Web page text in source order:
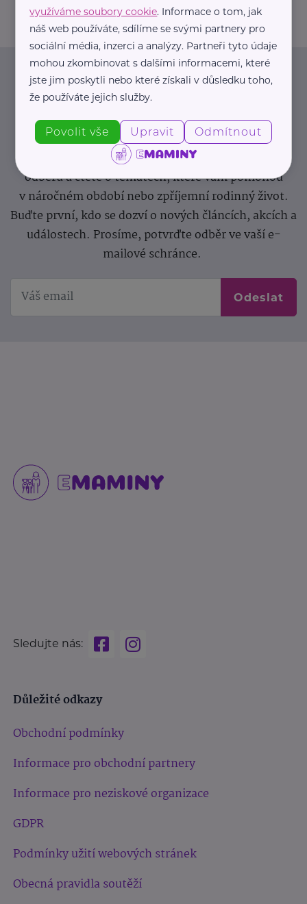
Newsletter
Pravidelný přísun novinek, inspirace na každý den,
podpora pro rodiče i sdílení zkušeností. Takový je
Newsletter webu eMaminy.cz. Přihlaste se k jeho
odběru a čtěte o tématech, které vám pomohou
v náročném období nebo zpříjemní rodinný život.
Buďte první, kdo se dozví o nových článcích, akcích a
událostech. Prosíme, potvrďte odběr ve vaší e-
mailové schránce.
Odeslat
Sledujte nás:
Důležité odkazy
Obchodní podmínky
Informace pro obchodní partnery
Informace pro neziskové organizace
GDPR
Podmínky užití webových stránek
Obecná pravidla soutěží
využíváme soubory cookie. Informace o tom, jak
náš web používáte, sdílíme se svými partnery pro
sociální média, inzerci a analýzy. Partneři tyto údaje
mohou zkombinovat s dalšími informacemi, které
jste jim poskytli nebo které získali v důsledku toho,
že používáte jejich služby.
Povolit vše Upravit Odmítnout